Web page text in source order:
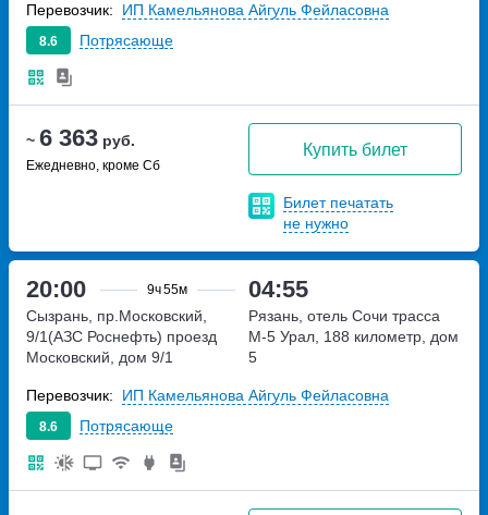
~ 6 363 руб.
Ежедневно, кроме Сб
Купить билет
Билет печатать
не нужно
8.6 Потрясающе
Перевозчик: ИП Камельянова Айгуль Фейласовна
20:00 9ч55м 04:55
Сызрань, пр.Московский,
9/1(АЗС Роснефть) проезд
Московский, дом 9/1
Рязань, отель Сочи трасса
М-5 Урал, 188 километр, дом
5
8.6 Потрясающе
Перевозчик: ИП Камельянова Айгуль Фейласовна